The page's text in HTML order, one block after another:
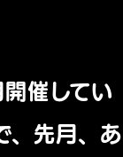
開催してい
、先月、あ